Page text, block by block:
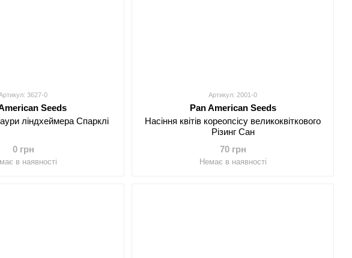
3627-0
Seeds
ліндхеймера Спарклі
0 грн
в наявності
Артикул: 2001-0
Pan American Seeds
Насіння квітів кореопсісу великоквіткового
Різинг Сан
70 грн
Немає в наявності